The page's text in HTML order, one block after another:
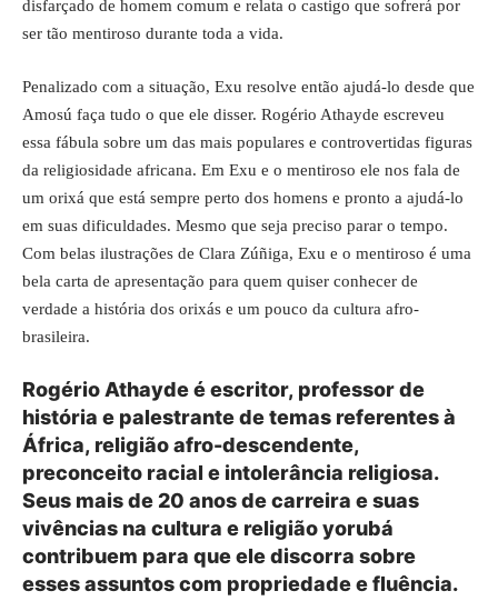
disfarçado de homem comum e relata o castigo que sofrerá por
ser tão mentiroso durante toda a vida.
Penalizado com a situação, Exu resolve então ajudá-lo desde que
Amosú faça tudo o que ele disser. Rogério Athayde escreveu
essa fábula sobre um das mais populares e controvertidas figuras
da religiosidade africana. Em Exu e o mentiroso ele nos fala de
um orixá que está sempre perto dos homens e pronto a ajudá-lo
em suas dificuldades. Mesmo que seja preciso parar o tempo.
Com belas ilustrações de Clara Zúñiga, Exu e o mentiroso é uma
bela carta de apresentação para quem quiser conhecer de
verdade a história dos orixás e um pouco da cultura afro-
brasileira.
Rogério Athayde é escritor, professor de
história e palestrante de temas referentes à
África, religião afro-descendente,
preconceito racial e intolerância religiosa.
Seus mais de 20 anos de carreira e suas
vivências na cultura e religião yorubá
contribuem para que ele discorra sobre
esses assuntos com propriedade e fluência.